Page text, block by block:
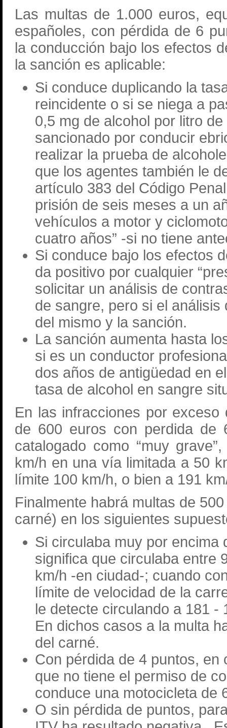
Las multas de 1.000 euros,
españoles, con pérdida de 6
la conducción bajo los efectos
la sanción es aplicable:
Si conduce duplicando la
reincidente o si se niega a
0,5 mg de alcohol por litro
sancionado por conducir
realizar la prueba de
que los agentes también le
artículo 383 del Código
prisión de seis meses a un
vehículos a motor y
cuatro años” -si no tiene
Si conduce bajo los efectos
da positivo por cualquier
solicitar un análisis de
de sangre, pero si el
del mismo y la sanción.
La sanción aumenta hasta
si es un conductor
dos años de antigüedad en
tasa de alcohol en sangre
En las infracciones por
de 600 euros con perdida
catalogado como “muy
km/h en una vía limitada a 50
límite 100 km/h, o bien a 191
Finalmente habrá multas de
carné) en los siguientes
Si circulaba muy por encima
significa que circulaba entre
km/h -en ciudad-; cuando
límite de velocidad de la
le detecte circulando a 181
En dichos casos a la multa
del carné.
Con pérdida de 4 puntos,
que no tiene el permiso de
conduce una motocicleta de
O sin pérdida de puntos,